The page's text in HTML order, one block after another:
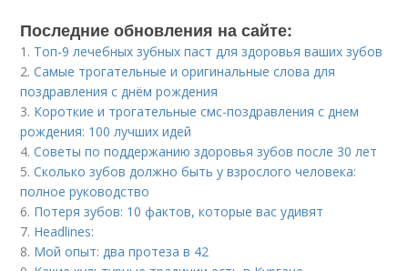
Последние обновления на сайте:
1. Топ-9 лечебных зубных паст для здоровья ваших зубов
2.Самые трогательные и оригинальные слова для
поздравления с днём рождения
3. Короткие и трогательные смс-поздравления с днем
рождения: 100 лучших идей
4.Советы по поддержанию здоровья зубов после 30 лет
5.Сколько зубов должно быть у взрослого человека:
полное руководство
6. Потеря зубов: 10 фактов, которые вас удивят
7. Headlines:
8. Мой опыт: два протеза в 42